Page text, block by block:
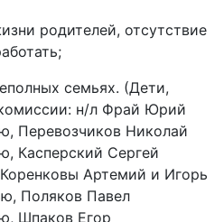
родителей, отсутствие
семьях. (Дети,
н/л Фрай Юрий
Перевозчиков Николай
Касперский Сергей
Артемий и Игорь
Поляков Павел
Шпаков Егор